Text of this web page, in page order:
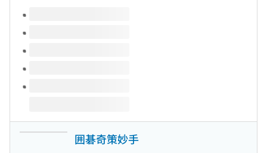
このタイトルの巻号
囲碁奇策妙手